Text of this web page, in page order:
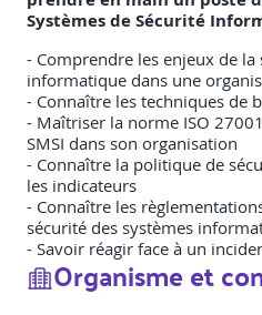
Systèmes de Sécurité
- Comprendre les enjeux de la
informatique dans une
- Connaître les techniques de
- Maîtriser la norme ISO
SMSI dans son organisation
- Connaître la politique de
les indicateurs
- Connaître les
sécurité des systèmes
- Savoir réagir face à un
Organisme et